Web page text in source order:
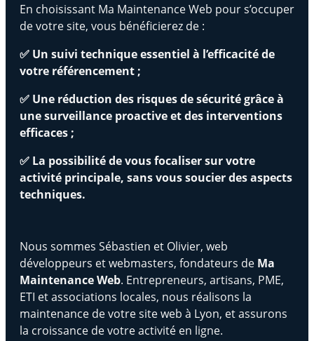
En choisissant Ma Maintenance Web pour s’occuper
de votre site, vous bénéficierez de :
✅ Un suivi technique essentiel à l’efficacité de
votre référencement ;
✅ Une réduction des risques de sécurité grâce à
une surveillance proactive et des interventions
efficaces ;
✅ La possibilité de vous focaliser sur votre
activité principale, sans vous soucier des aspects
techniques.
Nous sommes Sébastien et Olivier, web
développeurs et webmasters, fondateurs de Ma
Maintenance Web. Entrepreneurs, artisans, PME,
ETI et associations locales, nous réalisons la
maintenance de votre site web à Lyon, et assurons
la croissance de votre activité en ligne.